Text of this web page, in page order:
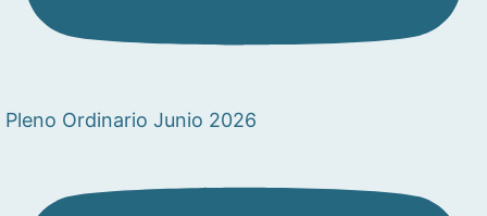
Pleno Ordinario Junio 2026